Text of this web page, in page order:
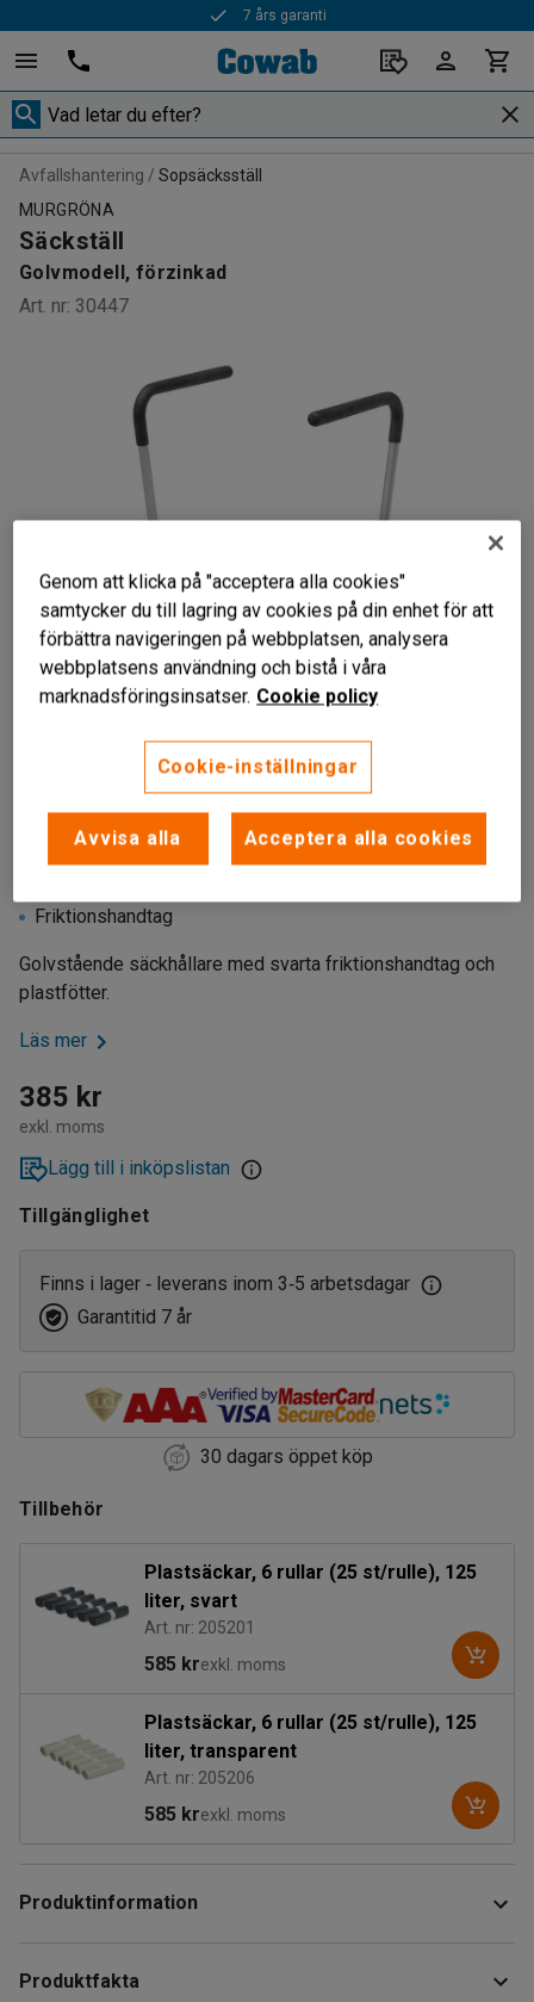
7 års garanti
Avfallshantering
Sopsäcksställ
MURGRÖNA
Säckställ
Golvmodell, förzinkad
Art. nr: 30447
Golvstående
Friktionshandtag
Golvstående säckhållare med svarta friktionshandtag och
plastfötter.
Läs mer
385 kr
exkl. moms
Lägg till i inköpslistan
Tillgänglighet
Finns i lager ‑ leverans inom 3‑5 arbetsdagar
Garantitid 7 år
30 dagars öppet köp
Tillbehör
Plastsäckar, 6 rullar (25 st/rulle), 125
liter, svart
Art. nr: 205201
585 krexkl. moms
Plastsäckar, 6 rullar (25 st/rulle), 125
liter, transparent
Art. nr: 205206
585 krexkl. moms
Produktinformation
Friktionshandtagen håller säcken öppen och på plats.
Produktfakta
Genom att klicka på "acceptera alla cookies"
samtycker du till lagring av cookies på din enhet för att
förbättra navigeringen på webbplatsen, analysera
webbplatsens användning och bistå i våra
marknadsföringsinsatser. Cookie policy
Cookie-inställningar
Avvisa alla Acceptera alla cookies